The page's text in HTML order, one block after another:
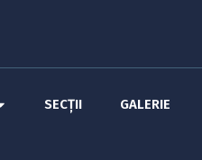
SECȚII GALERIE